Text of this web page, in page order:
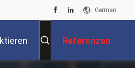
German
Referenzen